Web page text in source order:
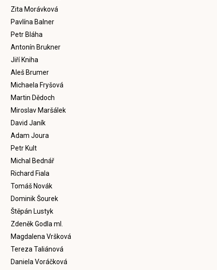
Zita Morávková
Pavlína Balner
Petr Bláha
Antonín Brukner
Jiří Kniha
Aleš Brumer
Michaela Fryšová
Martin Dědoch
Miroslav Maršálek
David Janík
Adam Joura
Petr Kult
Michal Bednář
Richard Fiala
Tomáš Novák
Dominik Šourek
Štěpán Lustyk
Zdeněk Godla ml.
Magdalena Vršková
Tereza Taliánová
Daniela Voráčková